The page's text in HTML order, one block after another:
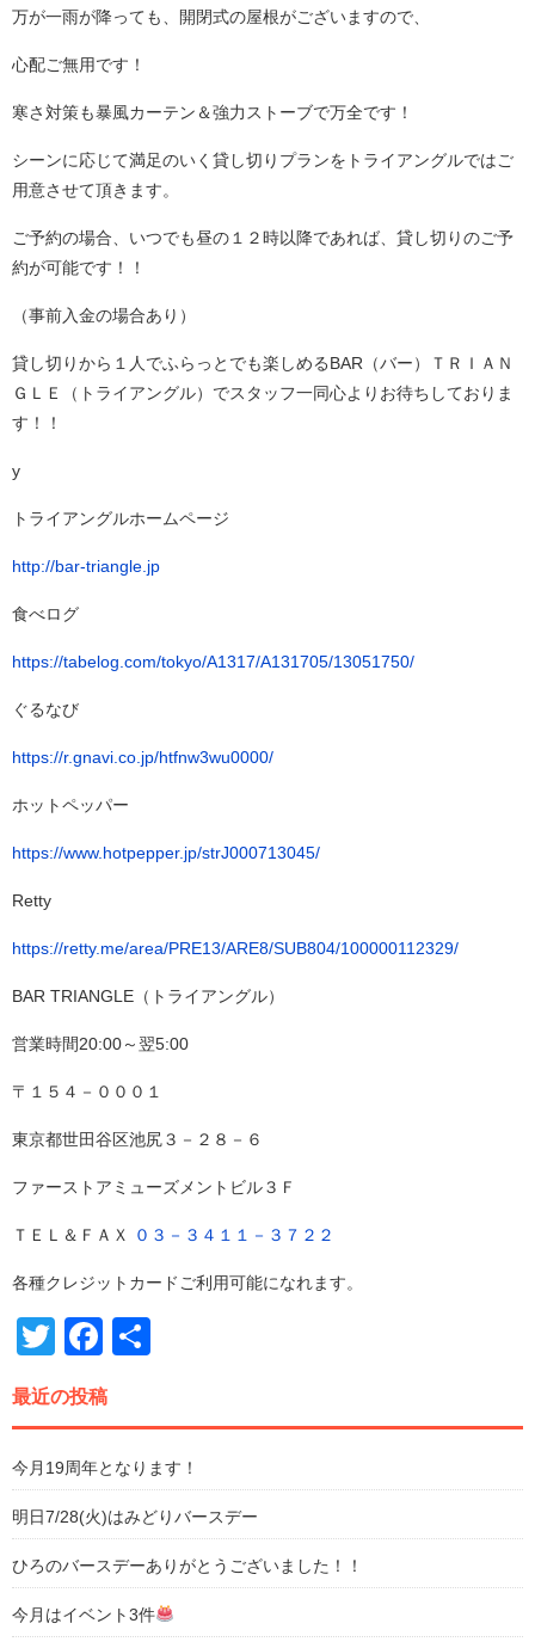
万が一雨が降っても、開閉式の屋根がございますので、
心配ご無用です！
寒さ対策も暴風カーテン＆強力ストーブで万全です！
シーンに応じて満足のいく貸し切りプランをトライアングルではご
用意させて頂きます。
ご予約の場合、いつでも昼の１２時以降であれば、貸し切りのご予
約が可能です！！
（事前入金の場合あり）
貸し切りから１人でふらっとでも楽しめるBAR（バー）ＴＲＩＡＮ
ＧＬＥ（トライアングル）でスタッフ一同心よりお待ちしておりま
す！！
y
トライアングルホームページ
http://bar-triangle.jp
食べログ
https://tabelog.com/tokyo/A1317/A131705/13051750/
ぐるなび
https://r.gnavi.co.jp/htfnw3wu0000/
ホットペッパー
https://www.hotpepper.jp/strJ000713045/
Retty
https://retty.me/area/PRE13/ARE8/SUB804/100000112329/
BAR TRIANGLE（トライアングル）
営業時間20:00～翌5:00
〒１５４－０００１
東京都世田谷区池尻３－２８－６
ファーストアミューズメントビル３Ｆ
ＴＥＬ＆ＦＡＸ ０３－３４１１－３７２２
各種クレジットカードご利用可能になれます。
TwitterFacebook
最近の投稿
今月19周年となります！
明日7/28(火)はみどりバースデー
ひろのバースデーありがとうございました！！
今月はイベント3件